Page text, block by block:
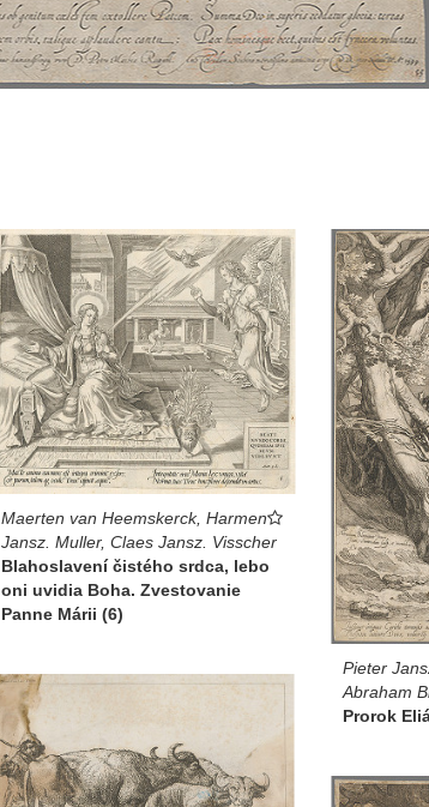
Maerten van Heemskerck, Harmen
Jansz. Muller, Claes Jansz. Visscher
Blahoslavení čistého srdca, lebo
oni uvidia Boha. Zvestovanie
Panne Márii (6)
Pieter
Abraham
Prorok